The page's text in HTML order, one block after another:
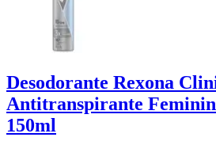
Desodorante Rexona
Antitranspirante
150ml